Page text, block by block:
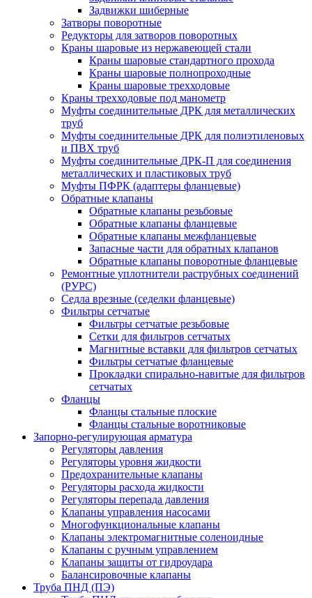
Задвижки шиберные
Затворы поворотные
Редукторы для затворов поворотных
Краны шаровые из нержавеющей стали
Краны шаровые стандартного прохода
Краны шаровые полнопроходные
Краны шаровые трехходовые
Краны трехходовые под манометр
Муфты соединительные ДРК для металлических
труб
Муфты соединительные ДРК для полиэтиленовых
и ПВХ труб
Муфты соединительные ДРК-П для соединения
металлических и пластиковых труб
Муфты ПФРК (адаптеры фланцевые)
Обратные клапаны
Обратные клапаны резьбовые
Обратные клапаны фланцевые
Обратные клапаны межфланцевые
Запасные части для обратных клапанов
Обратные клапаны поворотные фланцевые
Ремонтные уплотнители раструбных соединений
(РУРС)
Седла врезные (седелки фланцевые)
Фильтры сетчатые
Фильтры сетчатые резьбовые
Сетки для фильтров сетчатых
Магнитные вставки для фильтров сетчатых
Фильтры сетчатые фланцевые
Прокладки спирально-навитые для фильтров
сетчатых
Фланцы
Фланцы стальные плоские
Фланцы стальные воротниковые
Запорно-регулирующая арматура
Регуляторы давления
Регуляторы уровня жидкости
Предохранительные клапаны
Регуляторы расхода жидкости
Регуляторы перепада давления
Клапаны управления насосами
Многофункциональные клапаны
Клапаны электромагнитные соленоидные
Клапаны с ручным управлением
Клапаны защиты от гидроудара
Балансировочные клапаны
Труба ПНД (ПЭ)